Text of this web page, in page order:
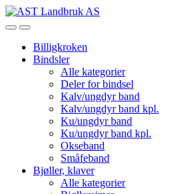
Skip
to
Skip
to
OpenClose
Billigkroken
Bindsler
Alle kategorier
Deler for bindsel
Kalv/ungdyr band
Kalv/ungdyr band kpl.
Ku/ungdyr band
Ku/ungdyr band kpl.
Okseband
Småfeband
Bjøller, klaver
Alle kategorier